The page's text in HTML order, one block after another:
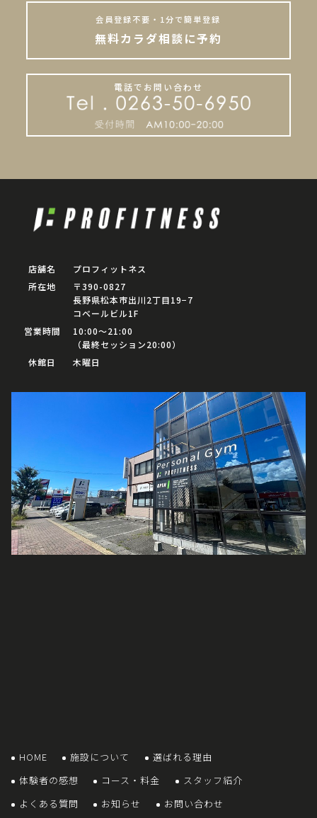
会員登録不要・1分で簡単登録
無料カラダ相談に予約
電話でお問い合わせ
店舗名
プロフィットネス
所在地
〒390-0827
長野県松本市出川2丁目19−7
コベールビル1F
営業時間
10:00〜21:00
（最終セッション20:00）
休館日
木曜日
HOME 施設について
選ばれる理由
体験者の感想
コース・料金
スタッフ紹介
よくある質問
お知らせ お問い合わせ